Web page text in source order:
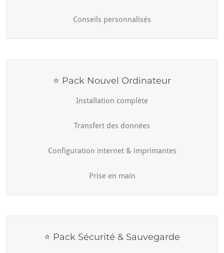
Conseils personnalisés
⭐ Pack Nouvel Ordinateur
Installation complète
Transfert des données
Configuration internet & imprimantes
Prise en main
⭐ Pack Sécurité & Sauvegarde